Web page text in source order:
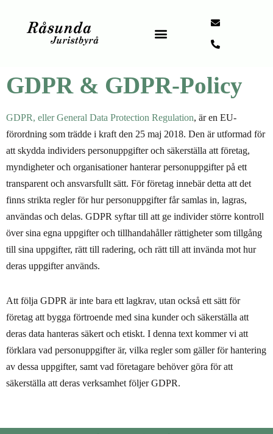
Hoppa
GDPR & GDPR-Policy
GDPR, eller General Data Protection Regulation, är en EU-
förordning som trädde i kraft den 25 maj 2018. Den är utformad för
att skydda individers personuppgifter och säkerställa att företag,
myndigheter och organisationer hanterar personuppgifter på ett
transparent och ansvarsfullt sätt. För företag innebär detta att det
finns strikta regler för hur personuppgifter får samlas in, lagras,
användas och delas. GDPR syftar till att ge individer större kontroll
över sina egna uppgifter och tillhandahåller rättigheter som tillgång
till sina uppgifter, rätt till radering, och rätt till att invända mot hur
deras uppgifter används.
Att följa GDPR är inte bara ett lagkrav, utan också ett sätt för
företag att bygga förtroende med sina kunder och säkerställa att
deras data hanteras säkert och etiskt. I denna text kommer vi att
förklara vad personuppgifter är, vilka regler som gäller för hantering
av dessa uppgifter, samt vad företagare behöver göra för att
säkerställa att deras verksamhet följer GDPR.